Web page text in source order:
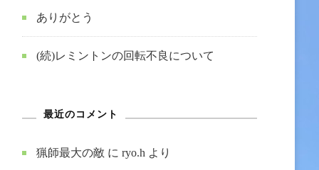
ありがとう
(続)レミントンの回転不良について
最近のコメント
猟師最大の敵 に ryo.h より